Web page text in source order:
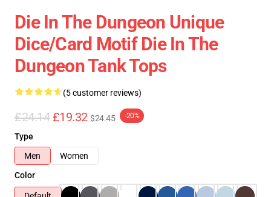
Die In The Dungeon Unique
Dice/Card Motif Die In The
Dungeon Tank Tops
(5 customer reviews)
£24.14 £19.32 $24.45 -20%
Type
Men
Women
Color